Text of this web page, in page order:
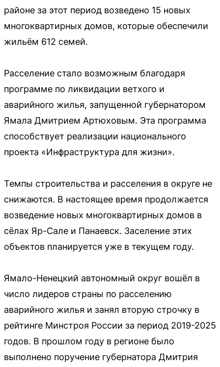
районе за этот период возведено 15 новых
многоквартирных домов, которые обеспечили
жильём 612 семей.
Расселение стало возможным благодаря
программе по ликвидации ветхого и
аварийного жилья, запущенной губернатором
Ямала Дмитрием Артюховым. Эта программа
способствует реализации национального
проекта «Инфраструктура для жизни».
Темпы строительства и расселения в округе не
снижаются. В настоящее время продолжается
возведение новых многоквартирных домов в
сёлах Яр-Сале и Панаевск. Заселение этих
объектов планируется уже в текущем году.
Ямало-Ненецкий автономный округ вошёл в
число лидеров страны по расселению
аварийного жилья и занял вторую строчку в
рейтинге Минстроя России за период 2019-2025
годов. В прошлом году в регионе было
выполнено поручение губернатора Дмитрия